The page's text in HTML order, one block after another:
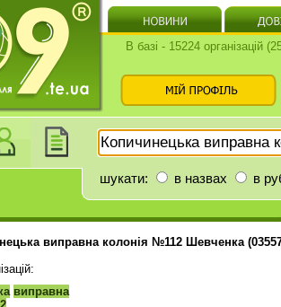
В базі - 15224 організацій
шукати: в назвах в
виправна колонія №112 Шевченка
виправна